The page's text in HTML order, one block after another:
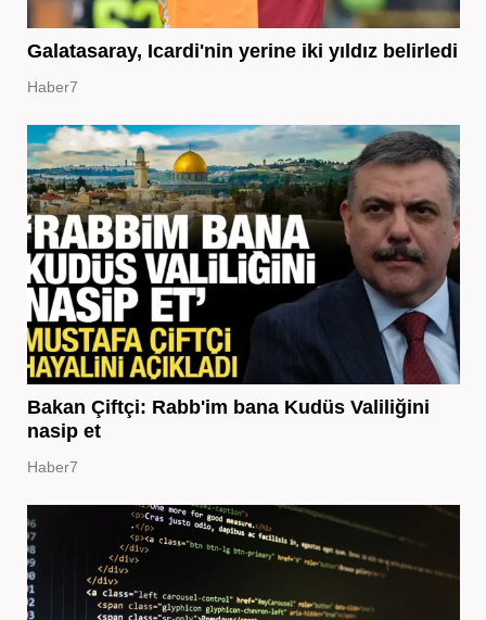
Galatasaray, Icardi'nin yerine iki yıldız belirledi
Haber7
Bakan Çiftçi: Rabb'im bana Kudüs Valiliğini
nasip et
Haber7